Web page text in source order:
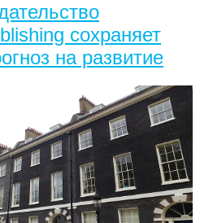
сохраняет
на развитие